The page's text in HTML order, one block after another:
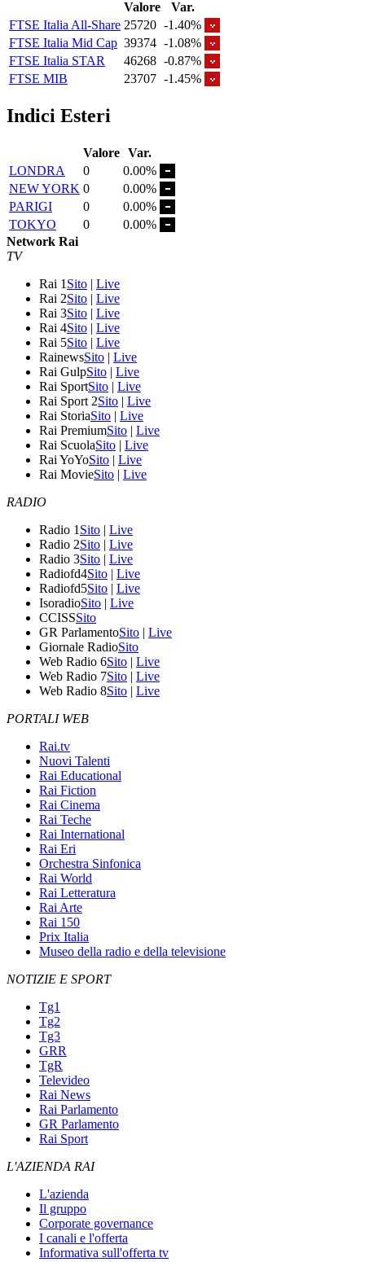
Valore
Var.
FTSE Italia All-Share 25720 -1.40%
FTSE Italia Mid Cap 39374 -1.08%
FTSE Italia STAR
46268 -0.87%
FTSE MIB
23707 -1.45%
Indici Esteri
Valore Var.
LONDRA
0
0.00%
NEW YORK 0
0.00%
PARIGI
0
0.00%
TOKYO
0
0.00%
Network Rai
TV
Rai 1 Sito | Live
Rai 2Sito | Live
Rai 3Sito | Live
Rai 4Sito | Live
Rai 5Sito | Live
RainewsSito | Live
Rai GulpSito | Live
Rai SportSito | Live
Rai Sport 2Sito | Live
Rai StoriaSito | Live
Rai PremiumSito | Live
Rai ScuolaSito | Live
Rai YoYoSito | Live
Rai MovieSito | Live
RADIO
Radio 1 Sito | Live
Radio 2Sito | Live
Radio 3Sito | Live
Radiofd4Sito | Live
Radiofd5Sito | Live
IsoradioSito | Live
CCISSSito
GR ParlamentoSito | Live
Giornale RadioSito
Web Radio 6Sito | Live
Web Radio 7Sito | Live
Web Radio 8Sito | Live
PORTALI WEB
Rai.tv
Nuovi Talenti
Rai Educational
Rai Fiction
Rai Cinema
Rai Teche
Rai International
Rai Eri
Orchestra Sinfonica
Rai World
Rai Letteratura
Rai Arte
Rai 150
Prix Italia
Museo della radio e della televisione
NOTIZIE E SPORT
Tg1
Tg2
Tg3
GRR
TgR
Televideo
Rai News
Rai Parlamento
GR Parlamento
Rai Sport
L'AZIENDA RAI
L'azienda
Il gruppo
Corporate governance
I canali e l'offerta
Informativa sull'offerta tv